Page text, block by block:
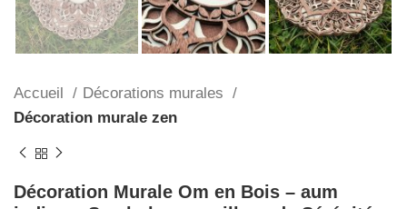
Accueil
Décorations murales
Décoration murale zen
Décoration Murale Om en Bois – aum